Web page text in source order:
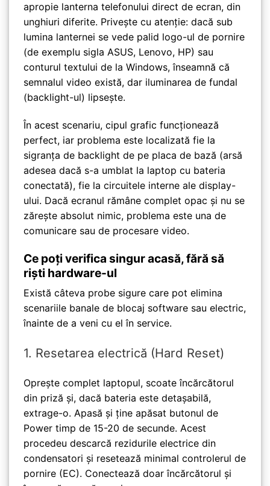
apropie lanterna telefonului direct de ecran, din
unghiuri diferite. Privește cu atenție: dacă sub
lumina lanternei se vede palid logo-ul de pornire
(de exemplu sigla ASUS, Lenovo, HP) sau
conturul textului de la Windows, înseamnă că
semnalul video există, dar iluminarea de fundal
(backlight-ul) lipsește.
În acest scenariu, cipul grafic funcționează
perfect, iar problema este localizată fie la
sigranța de backlight de pe placa de bază (arsă
adesea dacă s-a umblat la laptop cu bateria
conectată), fie la circuitele interne ale display-
ului. Dacă ecranul rămâne complet opac și nu se
zărește absolut nimic, problema este una de
comunicare sau de procesare video.
Ce poți verifica singur acasă, fără să
riști hardware-ul
Există câteva probe sigure care pot elimina
scenariile banale de blocaj software sau electric,
înainte de a veni cu el în service.
1. Resetarea electrică (Hard Reset)
Oprește complet laptopul, scoate încărcătorul
din priză și, dacă bateria este detașabilă,
extrage-o. Apasă și ține apăsat butonul de
Power timp de 15-20 de secunde. Acest
procedeu descarcă rezidurile electrice din
condensatori și resetează minimal controlerul de
pornire (EC). Conectează doar încărcătorul și